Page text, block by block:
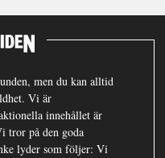
men du kan alltid
Vi är
innehållet är
tror på den goda
lyder som följer: Vi